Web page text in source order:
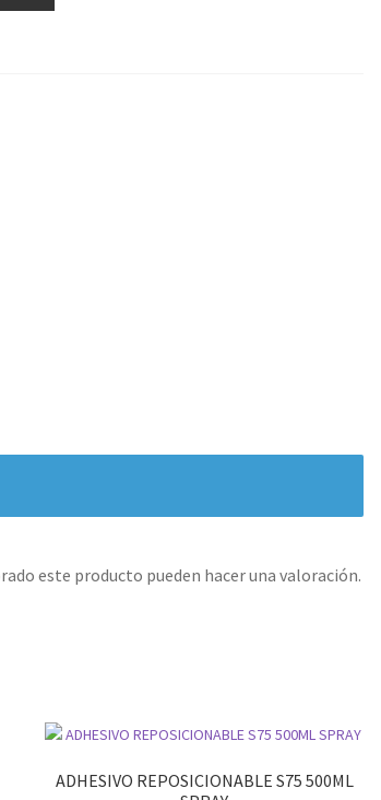
este producto pueden hacer una valoración.
ADHESIVO REPOSICIONABLE S75 500ML